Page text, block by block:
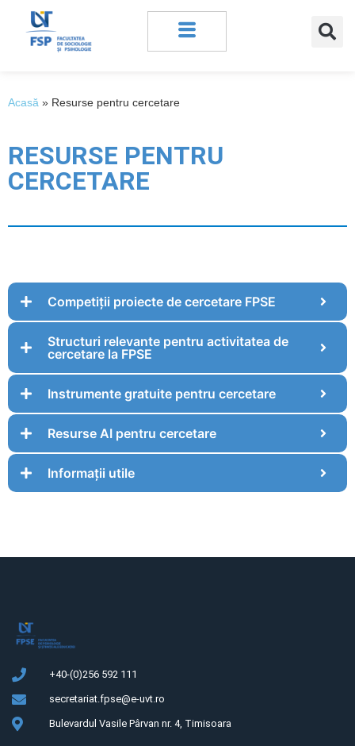
Acasă » Resurse pentru cercetare
RESURSE PENTRU
CERCETARE
Competiții proiecte de cercetare FPSE
Structuri relevante pentru activitatea de
cercetare la FPSE
Instrumente gratuite pentru cercetare
Resurse AI pentru cercetare
Informații utile
+40-(0)256 592 111
secretariat.fpse@e-uvt.ro
Bulevardul Vasile Pârvan nr. 4, Timisoara